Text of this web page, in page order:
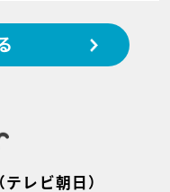
（テレビ朝日）